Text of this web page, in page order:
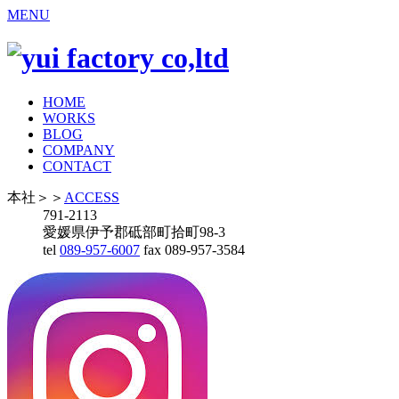
MENU
HOME
WORKS
BLOG
COMPANY
CONTACT
本社 ＞＞ ACCESS
791-2113
愛媛県伊予郡砥部町拾町98-3
tel 089-957-6007 fax 089-957-3584